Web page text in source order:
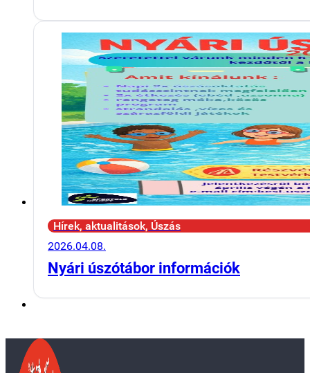
Hírek, aktualitások, Úszás
2026.04.08.
Nyári úszótábor információk